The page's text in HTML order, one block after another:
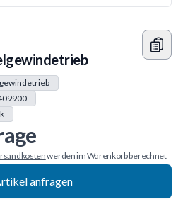
werden im Warenkorb berechnet
anfragen